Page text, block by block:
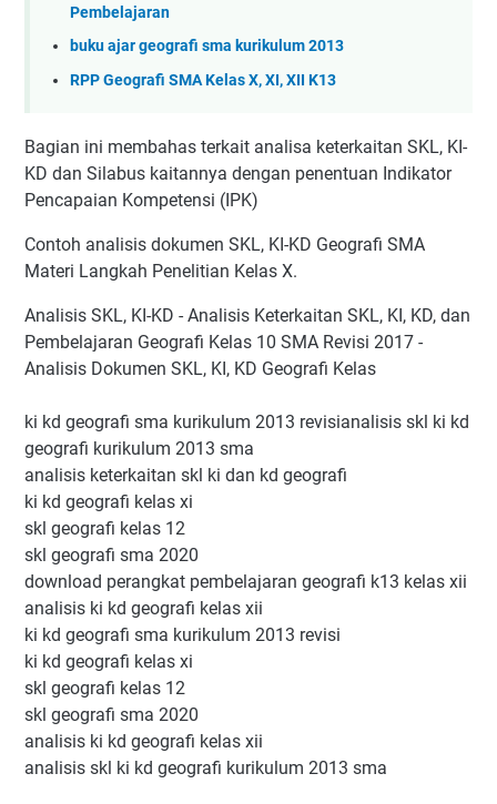
Pembelajaran
buku ajar geografi sma kurikulum 2013
RPP Geografi SMA Kelas X, XI, XII K13
Bagian ini membahas terkait analisa keterkaitan SKL, KI-
KD dan Silabus kaitannya dengan penentuan Indikator
Pencapaian Kompetensi (IPK)
Contoh analisis dokumen SKL, KI-KD Geografi SMA
Materi Langkah Penelitian Kelas X.
Analisis SKL, KI-KD - Analisis Keterkaitan SKL, KI, KD, dan
Pembelajaran Geografi Kelas 10 SMA Revisi 2017 -
Analisis Dokumen SKL, KI, KD Geografi Kelas
ki kd geografi sma kurikulum 2013 revisianalisis skl ki kd
geografi kurikulum 2013 sma
analisis keterkaitan skl ki dan kd geografi
ki kd geografi kelas xi
skl geografi kelas 12
skl geografi sma 2020
download perangkat pembelajaran geografi k13 kelas xii
analisis ki kd geografi kelas xii
ki kd geografi sma kurikulum 2013 revisi
ki kd geografi kelas xi
skl geografi kelas 12
skl geografi sma 2020
analisis ki kd geografi kelas xii
analisis skl ki kd geografi kurikulum 2013 sma